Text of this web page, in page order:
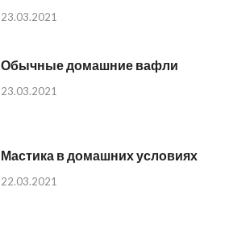
23.03.2021
Обычные домашние вафли
23.03.2021
Мастика в домашних условиях
22.03.2021